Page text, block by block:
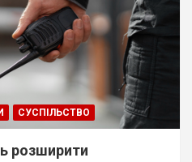
СУСПІЛЬСТВО
розширити